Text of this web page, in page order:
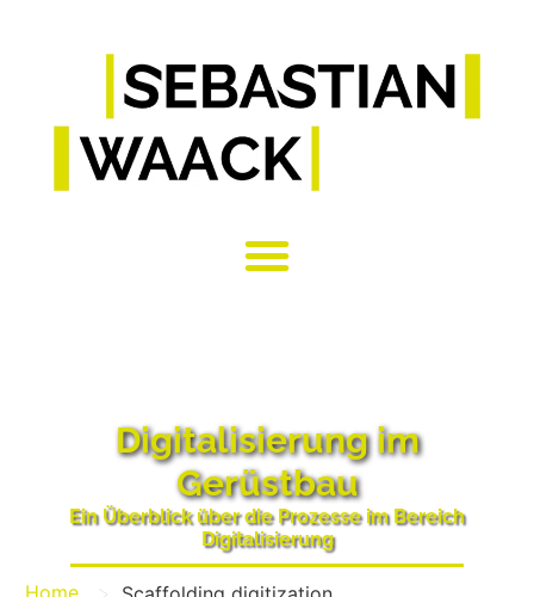
Digitalisierung im
Gerüstbau
Ein Überblick über die Prozesse im Bereich
Digitalisierung